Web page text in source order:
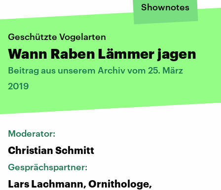
Shownotes
Geschützte Vogelarten
Wann Raben Lämmer jagen
Beitrag aus unserem Archiv vom 25. März
2019
Moderator:
Christian Schmitt
Gesprächspartner:
Lars Lachmann, Ornithologe,